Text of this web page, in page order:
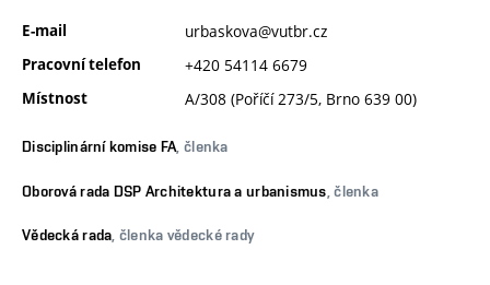
E-mail urbaskova@vutbr.cz
Pracovní telefon +420 54114 6679
Místnost A/308 (Poříčí 273/5, Brno 639 00)
Disciplinární komise FA, členka
Oborová rada DSP Architektura a urbanismus , členka
Vědecká rada, členka vědecké rady